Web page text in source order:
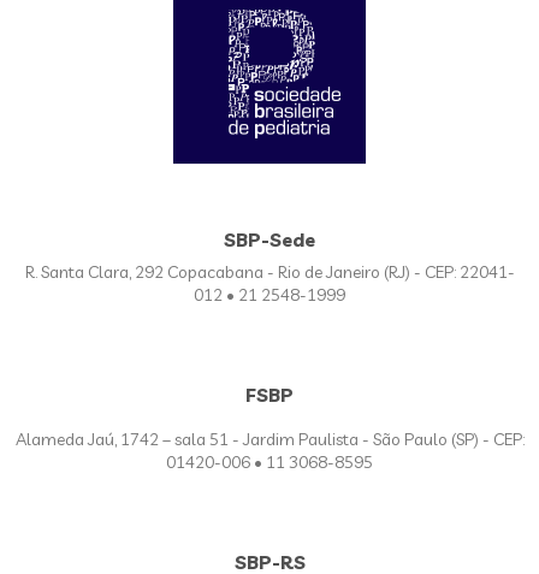
SBP-Sede
R. Santa Clara, 292 Copacabana - Rio de Janeiro (RJ) - CEP: 22041-
012 • 21 2548-1999
FSBP
Alameda Jaú, 1742 – sala 51 - Jardim Paulista - São Paulo (SP) - CEP:
01420-006 • 11 3068-8595
SBP-RS